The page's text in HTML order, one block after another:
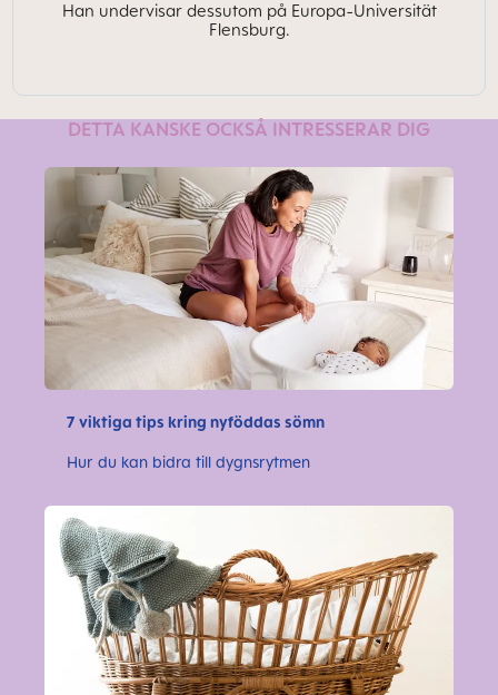
Han undervisar dessutom på Europa-Universität
Flensburg.
DETTA KANSKE OCKSÅ INTRESSERAR DIG
7 viktiga tips kring nyföddas sömn
Hur du kan bidra till dygnsrytmen